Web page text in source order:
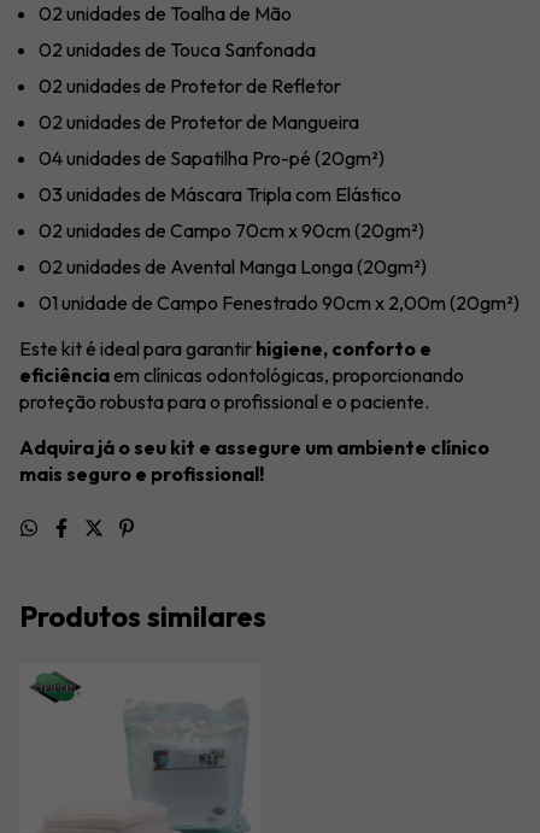
02 unidades de Toalha de Mão
02 unidades de Touca Sanfonada
02 unidades de Protetor de Refletor
02 unidades de Protetor de Mangueira
04 unidades de Sapatilha Pro-pé (20gm²)
03 unidades de Máscara Tripla com Elástico
02 unidades de Campo 70cm x 90cm (20gm²)
02 unidades de Avental Manga Longa (20gm²)
01 unidade de Campo Fenestrado 90cm x 2,00m (20gm²)
Este kit é ideal para garantir higiene, conforto e
eficiênciaem clínicas odontológicas, proporcionando
proteção robusta para o profissional e o paciente.
Adquira já o seu kit e assegure um ambiente clínico
mais seguro e profissional!
Produtos similares